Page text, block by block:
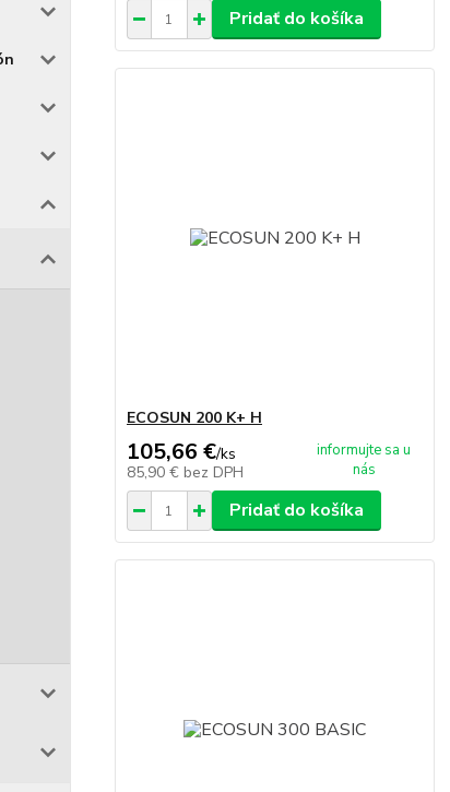
Pridať do košíka
ECOSUN 200 K+ H
105,66 €/ks
85,90 € bez DPH
informujte sa u
nás
Pridať do košíka